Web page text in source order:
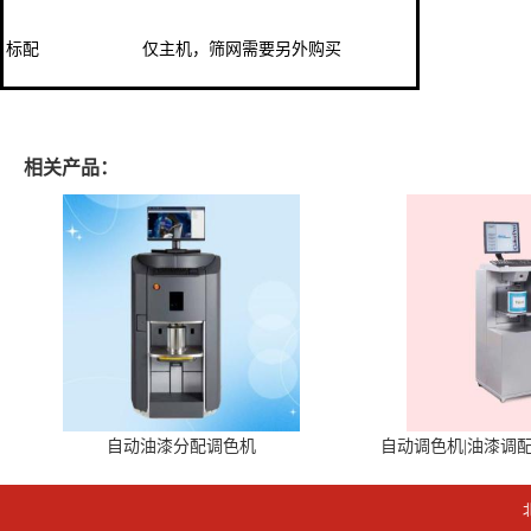
标配 仅主机，筛网需要另外购买
相关产品：
自动油漆分配调色机 自动调色机|油漆调